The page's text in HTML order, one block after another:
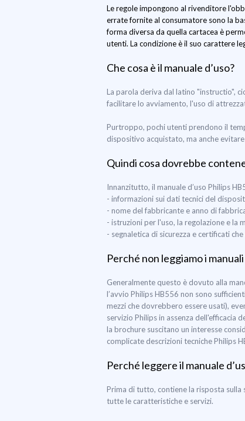
Le regole impongono al rivenditore
errate fornite al consumatore sono la
forma diversa da quella cartacea è
utenti. La condizione è il suo carattere
Che cosa è il manuale d’uso?
La parola deriva dal latino "instructio",
facilitare lo avviamento, l'uso di
Purtroppo, pochi utenti prendono il
dispositivo acquistato, ma anche
Quindi cosa dovrebbe
Innanzitutto, il manuale d’uso Philips
- informazioni sui dati tecnici del
- nome del fabbricante e anno di
- istruzioni per l'uso, la regolazione e la
- segnaletica di sicurezza e certificati
Perché non leggiamo i manuali
Generalmente questo è dovuto alla
l’avvio Philips HB556 non sono
mezzi che dovrebbero essere usati),
servizio Philips in assenza dell'efficacia
la brochure suscitano un interesse
complicate descrizioni tecniche Philips
Perché leggere il manuale
Prima di tutto, contiene la risposta
tutte le caratteristiche e servizi.